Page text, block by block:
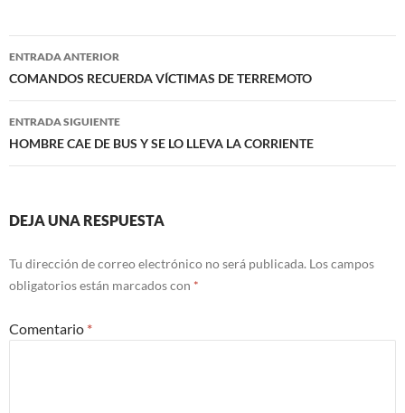
Navegación
de
entradas
ENTRADA ANTERIOR
COMANDOS RECUERDA VÍCTIMAS DE TERREMOTO
ENTRADA SIGUIENTE
HOMBRE CAE DE BUS Y SE LO LLEVA LA CORRIENTE
DEJA UNA RESPUESTA
Tu dirección de correo electrónico no será publicada. Los campos
obligatorios están marcados con *
Comentario *